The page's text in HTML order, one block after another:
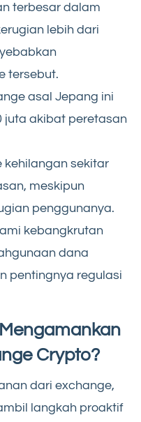
terbesar dalam
lebih dari
tersebut.
asal Jepang ini
juta akibat peretasan
kehilangan sekitar
meskipun
penggunanya.
kebangkrutan
dana
pentingnya regulasi
Crypto?
dari exchange,
langkah proaktif